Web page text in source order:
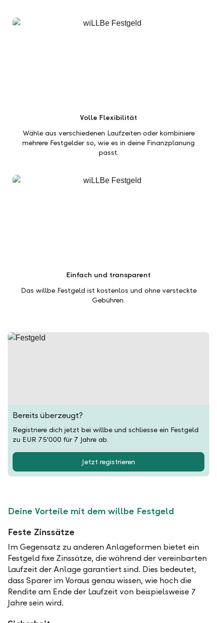
Volle Flexibilität
Wähle aus verschiedenen Laufzeiten oder kombiniere
mehrere Festgelder so, wie es in deine Finanzplanung
passt.
Einfach und transparent
Das willbe Festgeld ist kostenlos und ohne versteckte
Gebühren.
Bereits überzeugt?
Registriere dich jetzt bei willbe und schliesse ein Festgeld
zu EUR 75'000 für 7 Jahre ab.
Jetzt registrieren
Deine Vorteile mit dem willbe Festgeld
Feste Zinssätze
Im Gegensatz zu anderen Anlageformen bietet ein
Festgeld fixe Zinssätze, die während der vereinbarten
Laufzeit der Anlage garantiert sind. Dies bedeutet,
dass Sparer im Voraus genau wissen, wie hoch die
Rendite am Ende der Laufzeit von beispielsweise 7
Jahre sein wird.